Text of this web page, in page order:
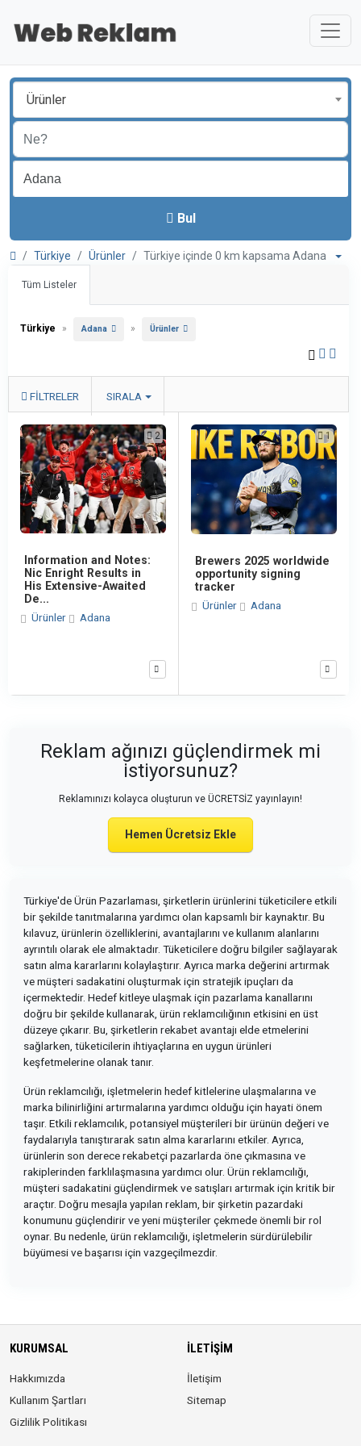
Ürünler
Bul
Türkiye Ürünler Türkiye içinde 0 km kapsama Adana
Tüm Listeler
Türkiye » Adana » Ürünler
FILTRELER SIRALA
2
Information and Notes:
Nic Enright Results in
His Extensive-Awaited
De...
Ürünler
Adana
1
Brewers 2025 worldwide
opportunity signing
tracker
Ürünler
Adana
Reklam ağınızı güçlendirmek mi
istiyorsunuz?
Reklamınızı kolayca oluşturun ve ÜCRETSİZ yayınlayın!
Hemen Ücretsiz Ekle
Türkiye'de Ürün Pazarlaması, şirketlerin ürünlerini tüketicilere etkili
bir şekilde tanıtmalarına yardımcı olan kapsamlı bir kaynaktır. Bu
kılavuz, ürünlerin özelliklerini, avantajlarını ve kullanım alanlarını
ayrıntılı olarak ele almaktadır. Tüketicilere doğru bilgiler sağlayarak
satın alma kararlarını kolaylaştırır. Ayrıca marka değerini artırmak
ve müşteri sadakatini oluşturmak için stratejik ipuçları da
içermektedir. Hedef kitleye ulaşmak için pazarlama kanallarını
doğru bir şekilde kullanarak, ürün reklamcılığının etkisini en üst
düzeye çıkarır. Bu, şirketlerin rekabet avantajı elde etmelerini
sağlarken, tüketicilerin ihtiyaçlarına en uygun ürünleri
keşfetmelerine olanak tanır.
Ürün reklamcılığı, işletmelerin hedef kitlelerine ulaşmalarına ve
marka bilinirliğini artırmalarına yardımcı olduğu için hayati önem
taşır. Etkili reklamcılık, potansiyel müşterileri bir ürünün değeri ve
faydalarıyla tanıştırarak satın alma kararlarını etkiler. Ayrıca,
ürünlerin son derece rekabetçi pazarlarda öne çıkmasına ve
rakiplerinden farklılaşmasına yardımcı olur. Ürün reklamcılığı,
müşteri sadakatini güçlendirmek ve satışları artırmak için kritik bir
araçtır. Doğru mesajla yapılan reklam, bir şirketin pazardaki
konumunu güçlendirir ve yeni müşteriler çekmede önemli bir rol
oynar. Bu nedenle, ürün reklamcılığı, işletmelerin sürdürülebilir
büyümesi ve başarısı için vazgeçilmezdir.
KURUMSAL
Hakkımızda
Kullanım Şartları
Gizlilik Politikası
İLETIŞIM
İletişim
Sitemap